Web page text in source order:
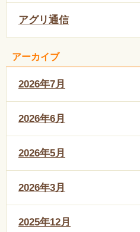
アグリ通信
アーカイブ
2026年7月
2026年6月
2026年5月
2026年3月
2025年12月